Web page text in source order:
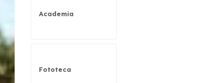
Academia
Fototeca